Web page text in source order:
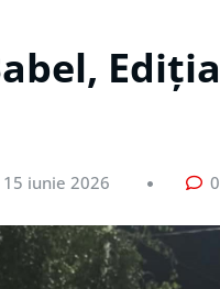
15 iunie 2026 0